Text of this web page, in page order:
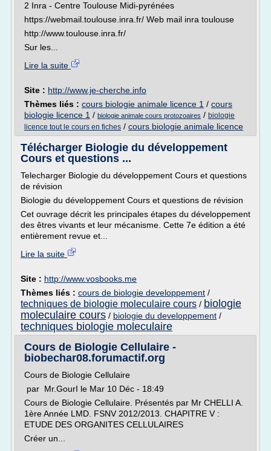
2 Inra - Centre Toulouse Midi-pyrénées
https://webmail.toulouse.inra.fr/ Web mail inra toulouse
http://www.toulouse.inra.fr/
Sur les...
Lire la suite
Site : http://www.je-cherche.info
Thèmes liés : cours biologie animale licence 1 / cours
biologie licence 1 / biologie animale cours protozoaires / biologie
licence tout le cours en fiches / cours biologie animale licence
Télécharger Biologie du développement
Cours et questions ...
Telecharger Biologie du développement Cours et questions
de révision
Biologie du développement Cours et questions de révision
Cet ouvrage décrit les principales étapes du développement
des êtres vivants et leur mécanisme. Cette 7e édition a été
entièrement revue et...
Lire la suite
Site : http://www.vosbooks.me
Thèmes liés : cours de biologie developpement /
techniques de biologie moleculaire cours / biologie
moleculaire cours / biologie du developpement /
techniques biologie moleculaire
Cours de Biologie Cellulaire -
biobechar08.forumactif.org
Cours de Biologie Cellulaire
par Mr.GourI le Mar 10 Déc - 18:49
Cours de Biologie Cellulaire. Présentés par Mr CHELLI A.
1ère Année LMD. FSNV 2012/2013. CHAPITRE V :
ETUDE DES ORGANITES CELLULAIRES
Créer un...